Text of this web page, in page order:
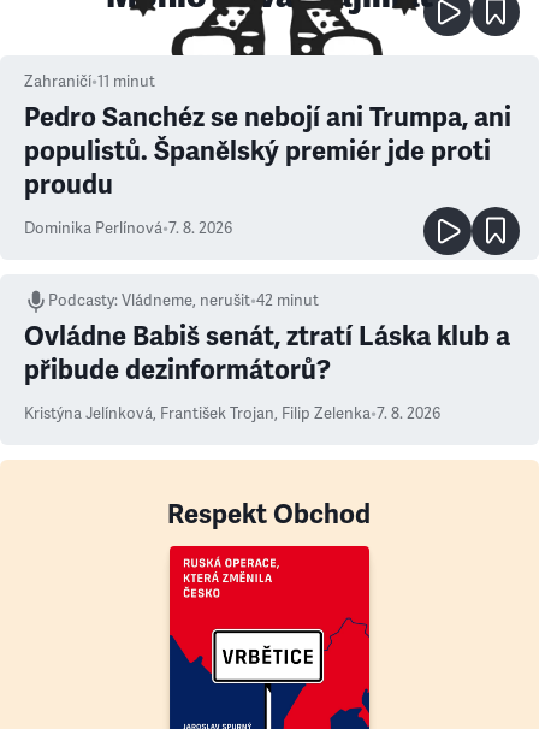
Zahraničí•11 minut
Pedro Sanchéz se nebojí ani Trumpa, ani
populistů. Španělský premiér jde proti
proudu
Dominika Perlínová•7. 8. 2026
Podcasty:Vládneme, nerušit•42 minut
Ovládne Babiš senát, ztratí Láska klub a
přibude dezinformátorů?
Kristýna Jelínková, František Trojan, Filip Zelenka•7. 8. 2026
Respekt Obchod